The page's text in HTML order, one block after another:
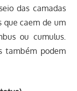
das camadas
que caem de um
ou cumulus.
também podem